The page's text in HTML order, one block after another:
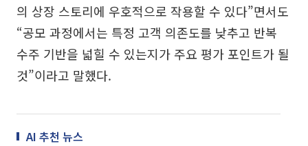
의 상장 스토리에 우호적으로 작용할 수 있다”면서도
“공모 과정에서는 특정 고객 의존도를 낮추고 반복
수주 기반을 넓힐 수 있는지가 주요 평가 포인트가 될
것”이라고 말했다.
AI 추천 뉴스